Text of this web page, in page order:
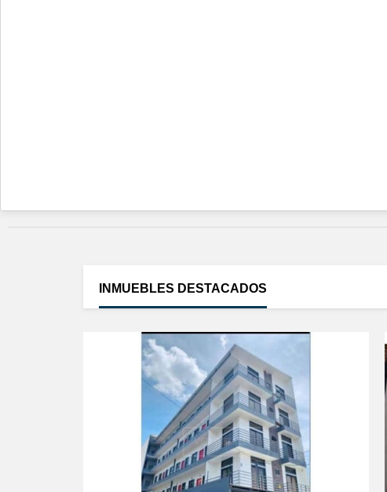
INMUEBLES DESTACADOS
VER DETALLES